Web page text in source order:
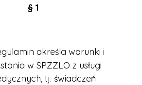
§ 1
określa warunki i
w SPZZLO z usługi
tj. świadczeń